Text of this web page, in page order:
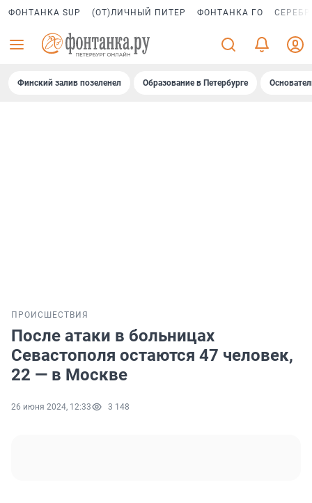
ФОНТАНКА SUP (ОТ)ЛИЧНЫЙ ПИТЕР ФОНТАНКА ГО
Финский залив позеленел Образование в Петербурге
ПРОИСШЕСТВИЯ
После атаки в больницах
Севастополя остаются 47 человек,
22 — в Москве
26 июня 2024, 12:33 3 148